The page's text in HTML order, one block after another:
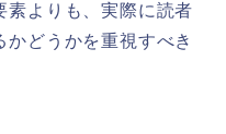
素よりも、実際に読者
どうかを重視すべき